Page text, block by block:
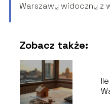
Warszawy widoczny z
Zobacz także: